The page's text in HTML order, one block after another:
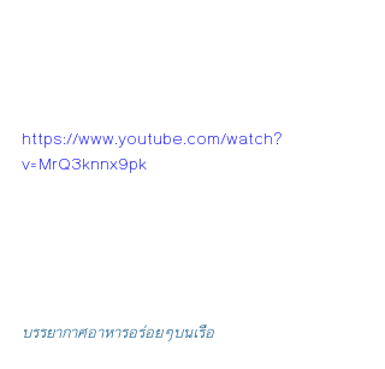
https://www.youtube.com/watch?
v=MrQ3knnx9pk
บรรยากาศอาหารอร่อยๆบนเรือ